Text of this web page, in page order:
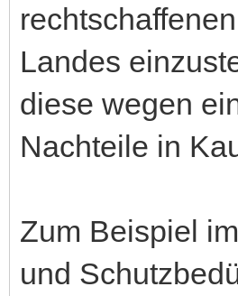
Landes
diese wegen
Nachteile in
Zum Beispiel
und